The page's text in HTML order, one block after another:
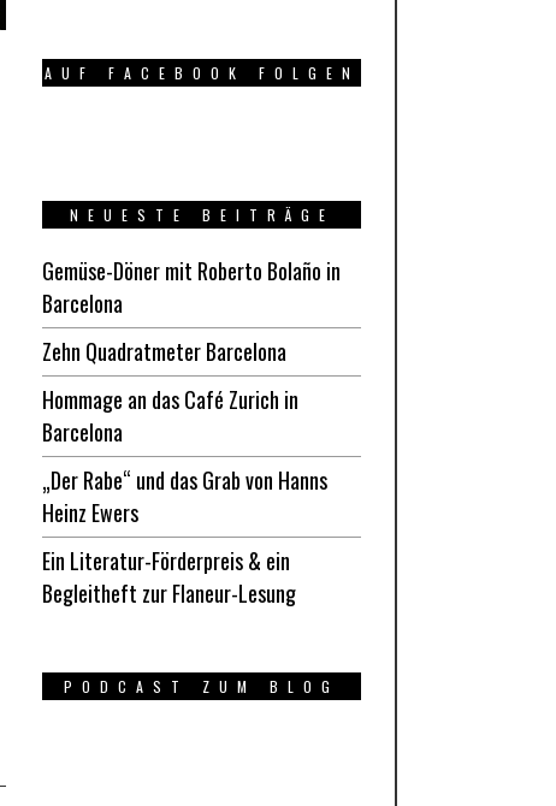
AUF FACEBOOK FOLGEN
NEUESTE BEITRÄGE
Gemüse-Döner mit Roberto Bolaño in
Barcelona
Zehn Quadratmeter Barcelona
Hommage an das Café Zurich in
Barcelona
„Der Rabe“ und das Grab von Hanns
Heinz Ewers
Ein Literatur-Förderpreis & ein
Begleitheft zur Flaneur-Lesung
PODCAST ZUM BLOG